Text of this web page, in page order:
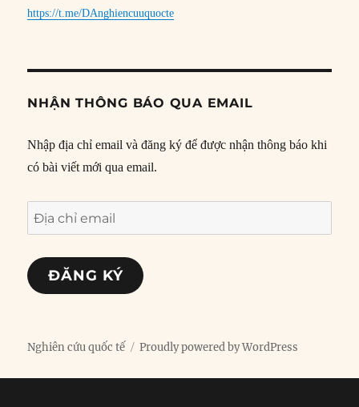
https://t.me/DAnghiencuuquocte
NHẬN THÔNG BÁO QUA EMAIL
Nhập địa chỉ email và đăng ký để được nhận thông báo khi
có bài viết mới qua email.
Địa
chỉ
email
ĐĂNG KÝ
Nghiên cứu quốc tế Proudly powered by WordPress